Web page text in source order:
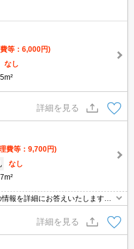
等：6,000円)
なし
詳細を見る
費等：9,700円)
なし
報を詳細にお答えいたします。
店まで♪
詳細を見る